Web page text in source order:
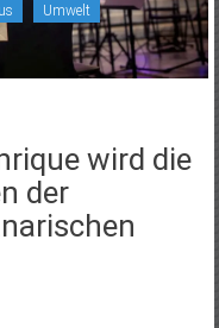
Umwelt
wird die
der